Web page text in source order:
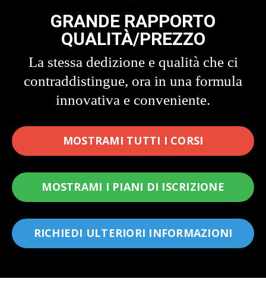
GRANDE RAPPORTO
QUALITÀ/PREZZO
La stessa dedizione e qualità che ci
contraddistingue, ora in una formula
innovativa e conveniente.
MOSTRAMI TUTTI I CORSI
MOSTRAMI I PIANI DI ISCRIZIONE
RICHIEDI ULTERIORI INFORMAZIONI